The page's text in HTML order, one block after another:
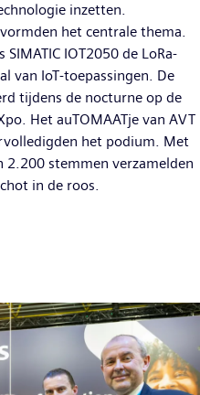
inzetten.
het centrale thema.
IOT2050 de LoRa-
van IoT-toepassingen. De
tijdens de nocturne op de
Het auTOMAATje van AVT
het podium. Met
2.200 stemmen verzamelden
in de roos.